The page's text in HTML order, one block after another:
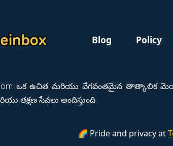
Blog Policy
ఒక ఉచిత మరియు వేగవంతమైన తాత్కాలిక
తక్షణ సేవలు అందిస్తుంది.
🌈 Pride and privacy at